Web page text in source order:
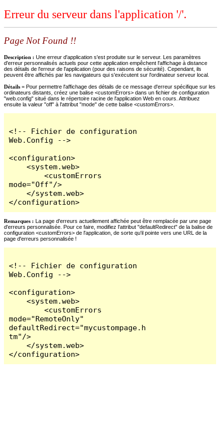
Erreur du serveur dans l'application '/'.
Page Not Found !!
Description : Une erreur d'application s'est produite sur le serveur. Les paramètres
d'erreur personnalisés actuels pour cette application empêchent l'affichage à distance
des détails de l'erreur de l'application (pour des raisons de sécurité). Cependant, ils
peuvent être affichés par les navigateurs qui s'exécutent sur l'ordinateur serveur local.
Détails = Pour permettre l'affichage des détails de ce message d'erreur spécifique sur les
ordinateurs distants, créez une balise <customErrors> dans un fichier de configuration
"web.config" situé dans le répertoire racine de l'application Web en cours. Attribuez
ensuite la valeur "off" à l'attribut "mode" de cette balise <customErrors>.
<!-- Fichier de configuration
Web.Config -->
<configuration>
    <system.web>
        <customErrors
mode="Off"/>
    </system.web>
</configuration>
Remarques : La page d'erreurs actuellement affichée peut être remplacée par une page
d'erreurs personnalisée. Pour ce faire, modifiez l'attribut "defaultRedirect" de la balise de
configuration <customErrors> de l'application, de sorte qu'il pointe vers une URL de la
page d'erreurs personnalisée !
<!-- Fichier de configuration
Web.Config -->
<configuration>
    <system.web>
        <customErrors
mode="RemoteOnly"
defaultRedirect="mycustompage.h
tm"/>
    </system.web>
</configuration>